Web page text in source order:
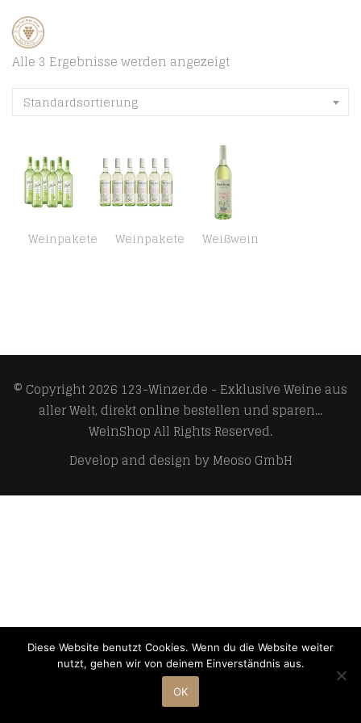
Alle 3 Ergebnisse werden angezeigt
Standardsortierung
Weinpakete Weinpakete Weißwein
© Copyright 2026 123-Winzer.de - Exklusive Weine aus
aller Welt, direkt online bestellen und sparen...
WeinShopAll Rights Reserved.
Develop and design byMeoso GmbH
Diese Website benutzt Cookies. Wenn du die Website weiter
nutzt, gehen wir von deinem Einverständnis aus.
OK